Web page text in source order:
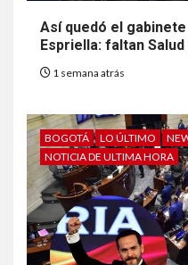
Así quedó el
Espriella: faltan
1 semana atrás
BOGOTÁ LO ÚLTIMO
NOTICIA DE ULTIMA HORA